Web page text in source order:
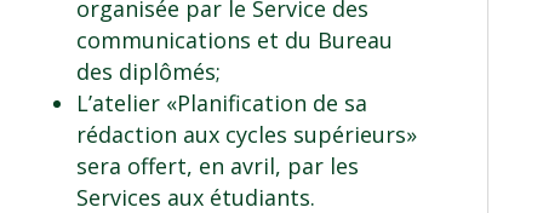
organisée par le Service des
communications et du Bureau
des diplômés;
L’atelier «Planification de sa
rédaction aux cycles supérieurs»
sera offert, en avril, par les
Services aux étudiants.